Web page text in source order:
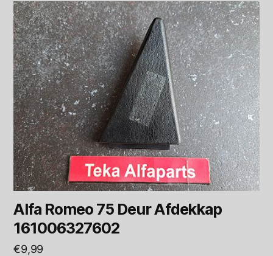
Alfa Romeo 75 Deur Afdekkap
161006327602
€9,99